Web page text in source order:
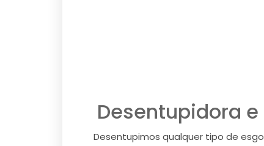
Desentupidora
Desentupimos qualquer tipo de